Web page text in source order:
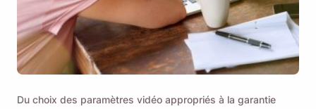
Du choix des paramètres vidéo appropriés à la garantie